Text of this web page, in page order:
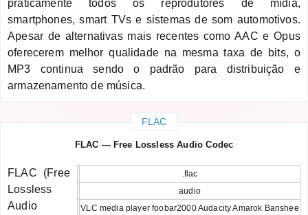
praticamente todos os reprodutores de mídia,
smartphones, smart TVs e sistemas de som automotivos.
Apesar de alternativas mais recentes como AAC e Opus
oferecerem melhor qualidade na mesma taxa de bits, o
MP3 continua sendo o padrão para distribuição e
armazenamento de música.
FLAC
FLAC — Free Lossless Audio Codec
.flac
audio
VLC media player foobar2000 Audacity Amarok Banshee
FLAC (Free
Lossless
Audio